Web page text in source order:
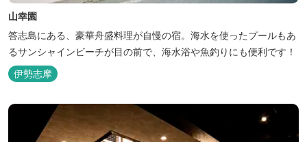
山幸園
答志島にある、豪華舟盛料理が自慢の宿。海水を使ったプールもあ
るサンシャインビーチが目の前で、海水浴や魚釣りにも便利です！
伊勢志摩